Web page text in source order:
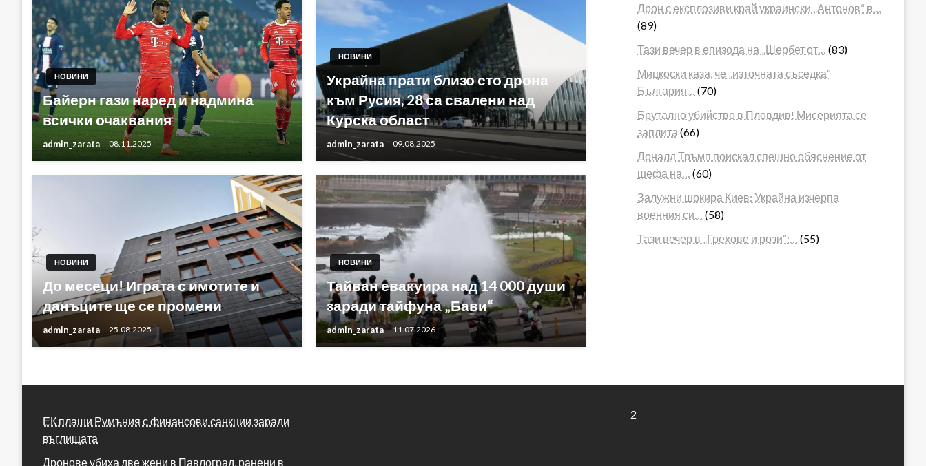
НОВИНИ
Байерн гази наред и надмина
всички очаквания
admin_zarata 08.11.2025
НОВИНИ
Украйна прати близо сто дрона
към Русия, 28 са свалени над
Курска област
admin_zarata 09.08.2025
НОВИНИ
До месеци! Играта с имотите и
данъците ще се промени
admin_zarata 25.08.2025
НОВИНИ
Тайван евакуира над 14 000 души
заради тайфуна „Бави“
admin_zarata 11.07.2026
Дрон с експлозиви край украински „Антонов“ в…
(89)
Тази вечер в епизода на „Шербет от…
(83)
Мицкоски каза, че „източната съседка“
България…
(70)
Брутално убийство в Пловдив! Мисерията се
заплита (66)
Доналд Тръмп поискал спешно обяснение от
шефа на…
(60)
Залужни шокира Киев: Украйна изчерпа
военния си…
(58)
Тази вечер в „Грехове и рози“:…
(55)
ЕК плаши Румъния с финансови санкции заради
въглищата
Дронове убиха две жени в Павлоград, ранени в
2